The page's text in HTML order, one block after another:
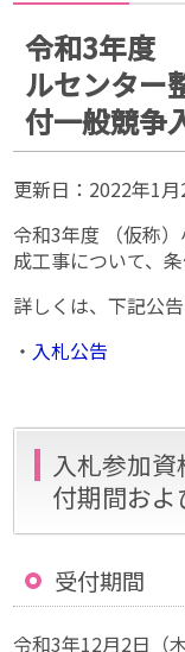
令和3年度
ルセンター
付一般競争
更新日： 2022年1月
令和3年度 （仮称
成工事について、
詳しくは、下記公
・ 入札公告
入札参加
付期間お
受付期間
令和3年12月2日（